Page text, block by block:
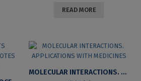
READ MORE
MOLECULAR INTERACTIONS. APPLICATIONS WITH MEDICINES